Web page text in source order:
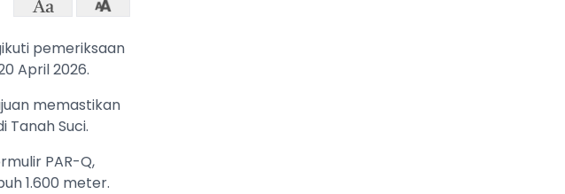
pemeriksaan
April 2026.
memastikan
Tanah Suci.
PAR-Q,
1.600 meter.